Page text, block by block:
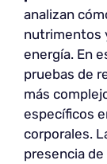
analizan
nutrimentos
energía. En
pruebas de
más
específicos
corporales.
presencia